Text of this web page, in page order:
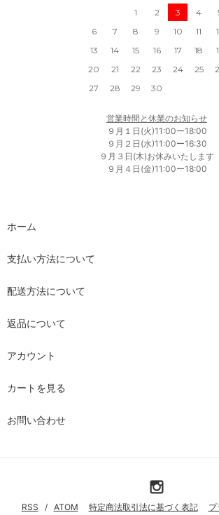
1
2 3 4
6
7 8 9 10 11
13
14 15 16 17 18
20
21 22 23 24 25
27
28 29 30
営業時間と休業のお知らせ
９月１日(火)11:00ー18:00
９月２日(水)11:00ー16:30
９月３日(木)お休みいたします
９月４日(金)11:00ー18:00
ホーム
支払い方法について
配送方法について
返品について
アカウント
カートを見る
お問い合わせ
RSS / ATOM 特定商法取引法に基づく表記